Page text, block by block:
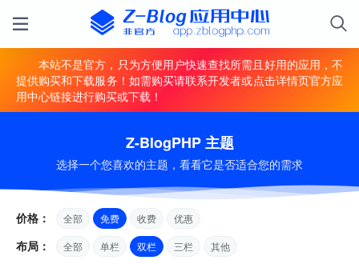
本站不是官方，只为方便用户快速查找所需且好用的应用，不
提供购买和下载服务！如需购买请联系开发者或点击详情页官方应
用中心链接进行购买或下载！
Z-BlogPHP 主题
选择一个您喜欢的主题，看看它是否适合您的需求
价格： 全部 免费 收费 优惠
布局： 全部 单栏 双栏 三栏 其他